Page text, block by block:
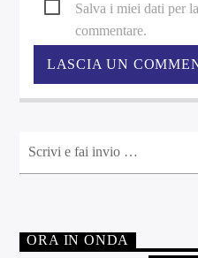
Salva i miei dati per
commentare.
ORA IN ONDA